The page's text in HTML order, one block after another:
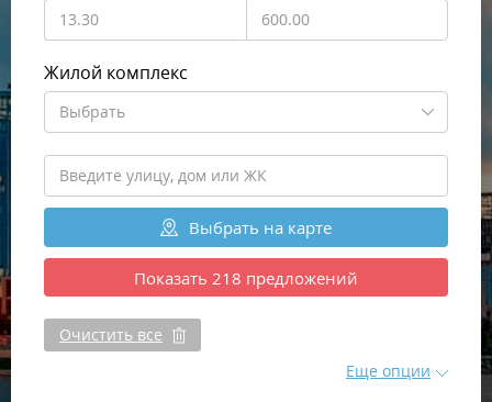
Жилой комплекс
Выбрать
Выбрать на карте
Показать 218 предложений
Очистить все
Еще опции